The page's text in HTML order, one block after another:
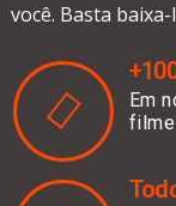
você. Basta
Em